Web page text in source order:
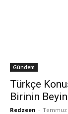
Gündem
Türkçe
Birinin
Redzeen - Temmuz